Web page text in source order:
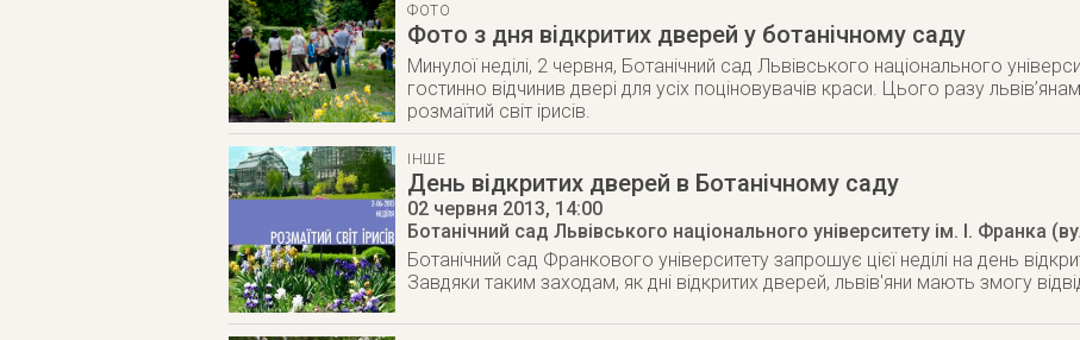
ФОТО
Фото з дня відкритих дверей у ботанічному саду
Минулої неділі, 2 червня, Ботанічний сад Львівського національного
гостинно відчинив двері для усіх поціновувачів краси. Цього разу
розмаїтий світ ірисів.
ІНШЕ
День відкритих дверей в Ботанічному саду
02 червня 2013, 14:00
Ботанічний сад Львівського національного університету ім. І. Франка
Ботанічний сад Франкового університету запрошує цієї неділі на день
Завдяки таким заходам, як дні відкритих дверей, львів'яни мають змогу